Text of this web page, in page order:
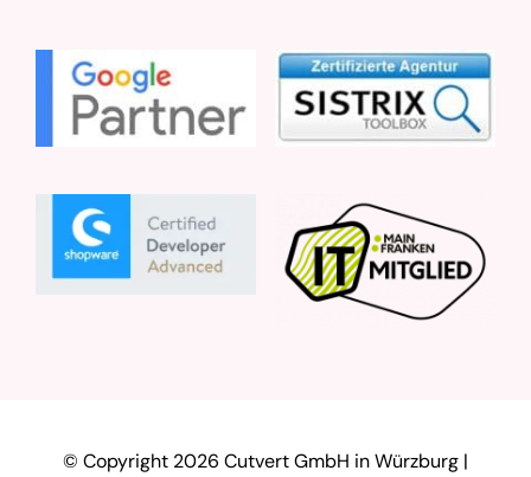
© Copyright 2026 Cutvert GmbH in Würzburg |